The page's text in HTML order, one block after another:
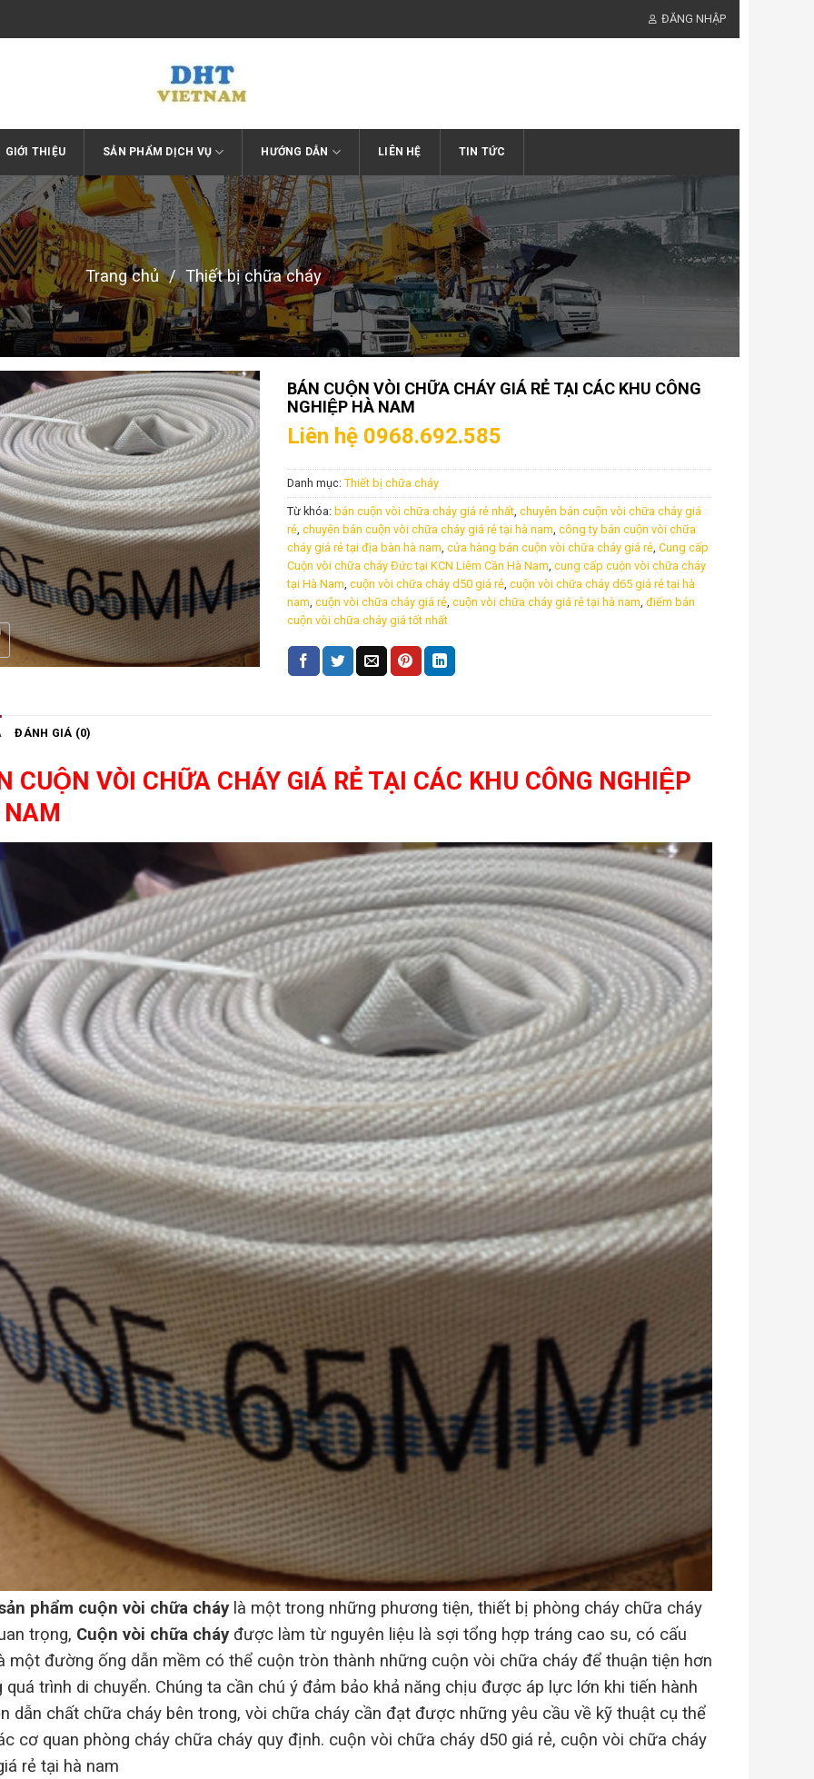
ĐĂNG NHẬP
GIỚI THIỆU SẢN PHẨM DỊCH VỤ HƯỚNG DẪN LIÊN HỆ TIN TỨC
Trang chủ / Thiết bị chữa cháy
BÁN CUỘN VÒI CHỮA CHÁY GIÁ RẺ TẠI CÁC KHU CÔNG
NGHIỆP HÀ NAM
Liên hệ 0968.692.585
Danh mục: Thiết bị chữa cháy
Từ khóa: bán cuộn vòi chữa cháy giá rẻ nhất, chuyên bán cuộn vòi chữa cháy giá
rẻ, chuyên bán cuộn vòi chữa cháy giá rẻ tại hà nam, công ty bán cuộn vòi chữa
cháy giá rẻ tại địa bàn hà nam, cửa hàng bán cuộn vòi chữa cháy giá rẻ, Cung cấp
Cuộn vòi chữa cháy Đức tại KCN Liêm Cần Hà Nam, cung cấp cuộn vòi chữa cháy
tại Hà Nam, cuộn vòi chữa cháy d50 giá rẻ, cuộn vòi chữa cháy d65 giá rẻ tại hà
nam, cuộn vòi chữa cháy giá rẻ, cuộn vòi chữa cháy giá rẻ tại hà nam, điểm bán
cuộn vòi chữa cháy giá tốt nhất
ĐÁNH GIÁ (0)
CUỘN VÒI CHỮA CHÁY GIÁ RẺ TẠI CÁC KHU CÔNG NGHIỆP
phẩm cuộn vòi chữa cháy là một trong những phương tiện, thiết bị phòng cháy chữa cháy
trọng, Cuộn vòi chữa cháy được làm từ nguyên liệu là sợi tổng hợp tráng cao su, có cấu
một đường ống dẫn mềm có thể cuộn tròn thành những cuộn vòi chữa cháy để thuận tiện hơn
quá trình di chuyển. Chúng ta cần chú ý đảm bảo khả năng chịu được áp lực lớn khi tiến hành
dẫn chất chữa cháy bên trong, vòi chữa cháy cần đạt được những yêu cầu về kỹ thuật cụ thể
cơ quan phòng cháy chữa cháy quy định. cuộn vòi chữa cháy d50 giá rẻ, cuộn vòi chữa cháy
rẻ tại hà nam